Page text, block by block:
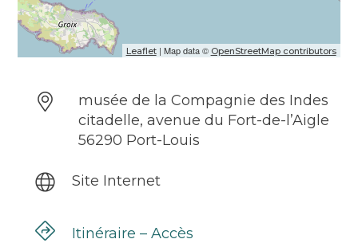
Leaflet| Map data © OpenStreetMap contributors
musée de la Compagnie des Indes
citadelle, avenue du Fort-de-l’Aigle
56290 Port-Louis
Site Internet
Itinéraire – Accès